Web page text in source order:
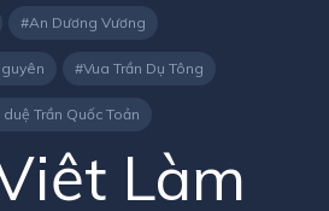
An Dương Vương
Vua Trần Dụ Tông
duệ Trần Quốc Toản
Làm